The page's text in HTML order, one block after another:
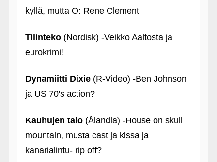
kyllä, mutta O: Rene Clement
Tilinteko(Nordisk) ‑Veikko Aaltosta ja
eurokrimi!
Dynamiitti Dixie(R-Video) ‑Ben Johnson
ja US 70's action?
Kauhujen talo(Ålandia) ‑House on skull
mountain, musta cast ja kissa ja
kanarialintu- rip off?